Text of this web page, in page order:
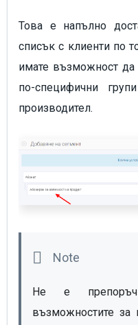
Това е напълно
списък с клиенти по
имате възможност да
по-специфични
производител.
Не е
възможностите за